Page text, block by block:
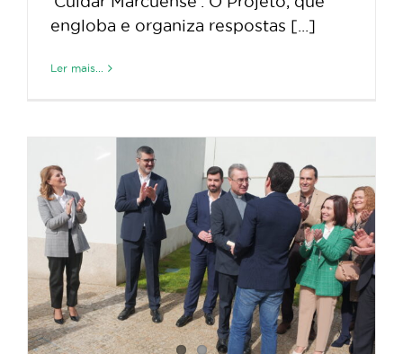
engloba e organiza respostas [...]
Ler mais...